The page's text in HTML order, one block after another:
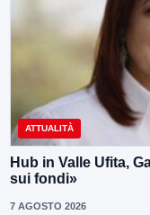
ATTUALITÀ
Hub in Valle Ufita,
sui fondi»
7 AGOSTO 2026